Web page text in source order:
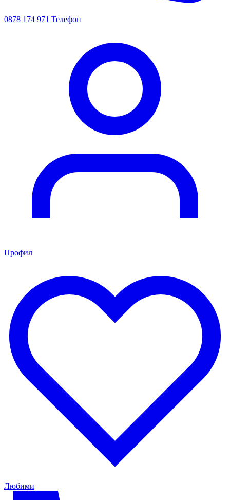
0878 174 971 Телефон
Профил
Любими